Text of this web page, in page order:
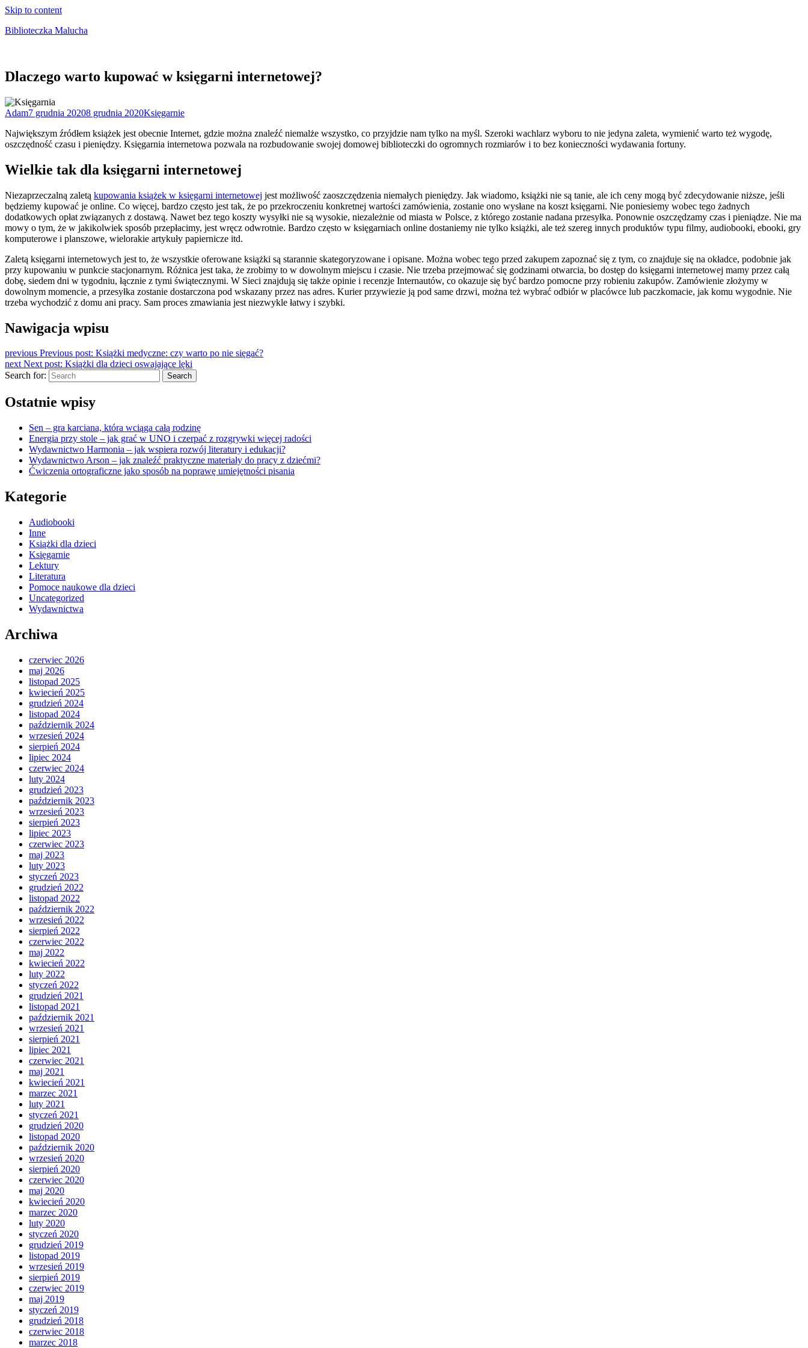
Skip to content
Biblioteczka Malucha
Dlaczego warto kupować w księgarni internetowej?
Adam7 grudnia 20208 grudnia 2020Księgarnie
Największym źródłem książek jest obecnie Internet, gdzie można znaleźć niemalże wszystko, co przyjdzie nam tylko na myśl. Szeroki wachlarz wyboru to nie jedyna zaleta, wymienić warto też wygodę,
oszczędność czasu i pieniędzy. Księgarnia internetowa pozwala na rozbudowanie swojej domowej biblioteczki do ogromnych rozmiarów i to bez konieczności wydawania fortuny.
Wielkie tak dla księgarni internetowej
Niezaprzeczalną zaletą kupowania książek w księgarni internetowej jest możliwość zaoszczędzenia niemałych pieniędzy. Jak wiadomo, książki nie są tanie, ale ich ceny mogą być zdecydowanie niższe, jeśli
będziemy kupować je online. Co więcej, bardzo często jest tak, że po przekroczeniu konkretnej wartości zamówienia, zostanie ono wysłane na koszt księgarni. Nie poniesiemy wobec tego żadnych
dodatkowych opłat związanych z dostawą. Nawet bez tego koszty wysyłki nie są wysokie, niezależnie od miasta w Polsce, z którego zostanie nadana przesyłka. Ponownie oszczędzamy czas i pieniądze. Nie ma
mowy o tym, że w jakikolwiek sposób przepłacimy, jest wręcz odwrotnie. Bardzo często w księgarniach online dostaniemy nie tylko książki, ale też szereg innych produktów typu filmy, audiobooki, ebooki, gry
komputerowe i planszowe, wielorakie artykuły papiernicze itd.
Zaletą księgarni internetowych jest to, że wszystkie oferowane książki są starannie skategoryzowane i opisane. Można wobec tego przed zakupem zapoznać się z tym, co znajduje się na okładce, podobnie jak
przy kupowaniu w punkcie stacjonarnym. Różnica jest taka, że zrobimy to w dowolnym miejscu i czasie. Nie trzeba przejmować się godzinami otwarcia, bo dostęp do księgarni internetowej mamy przez całą
dobę, siedem dni w tygodniu, łącznie z tymi świątecznymi. W Sieci znajdują się także opinie i recenzje Internautów, co okazuje się być bardzo pomocne przy robieniu zakupów. Zamówienie złożymy w
dowolnym momencie, a przesyłka zostanie dostarczona pod wskazany przez nas adres. Kurier przywiezie ją pod same drzwi, można też wybrać odbiór w placówce lub paczkomacie, jak komu wygodnie. Nie
trzeba wychodzić z domu ani pracy. Sam proces zmawiania jest niezwykle łatwy i szybki.
Nawigacja wpisu
previous Previous post: Książki medyczne: czy warto po nie sięgać?
next Next post: Książki dla dzieci oswajające lęki
Search for:
Search
Ostatnie wpisy
Sen – gra karciana, która wciąga całą rodzinę
Energia przy stole – jak grać w UNO i czerpać z rozgrywki więcej radości
Wydawnictwo Harmonia – jak wspiera rozwój literatury i edukacji?
Wydawnictwo Arson – jak znaleźć praktyczne materiały do pracy z dziećmi?
Ćwiczenia ortograficzne jako sposób na poprawę umiejętności pisania
Kategorie
Audiobooki
Inne
Książki dla dzieci
Księgarnie
Lektury
Literatura
Pomoce naukowe dla dzieci
Uncategorized
Wydawnictwa
Archiwa
czerwiec 2026
maj 2026
listopad 2025
kwiecień 2025
grudzień 2024
listopad 2024
październik 2024
wrzesień 2024
sierpień 2024
lipiec 2024
czerwiec 2024
luty 2024
grudzień 2023
październik 2023
wrzesień 2023
sierpień 2023
lipiec 2023
czerwiec 2023
maj 2023
luty 2023
styczeń 2023
grudzień 2022
listopad 2022
październik 2022
wrzesień 2022
sierpień 2022
czerwiec 2022
maj 2022
kwiecień 2022
luty 2022
styczeń 2022
grudzień 2021
listopad 2021
październik 2021
wrzesień 2021
sierpień 2021
lipiec 2021
czerwiec 2021
maj 2021
kwiecień 2021
marzec 2021
luty 2021
styczeń 2021
grudzień 2020
listopad 2020
październik 2020
wrzesień 2020
sierpień 2020
czerwiec 2020
maj 2020
kwiecień 2020
marzec 2020
luty 2020
styczeń 2020
grudzień 2019
listopad 2019
wrzesień 2019
sierpień 2019
czerwiec 2019
maj 2019
styczeń 2019
grudzień 2018
czerwiec 2018
marzec 2018